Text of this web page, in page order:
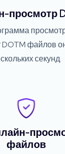
просмотр
DOTM файлов
секунд.
файлов